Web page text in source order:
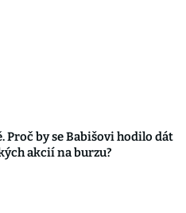
Proč by se Babišovi hodilo dát
akcií na burzu?